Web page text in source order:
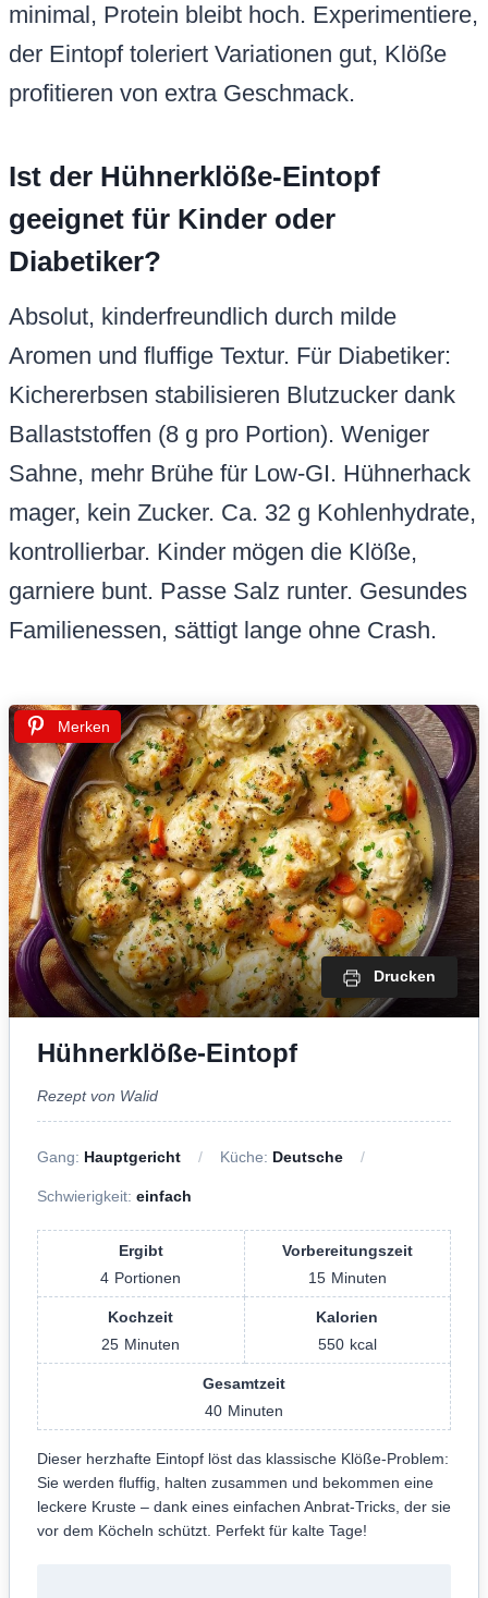
minimal, Protein bleibt hoch. Experimentiere,
der Eintopf toleriert Variationen gut, Klöße
profitieren von extra Geschmack.
Ist der Hühnerklöße-Eintopf
geeignet für Kinder oder
Diabetiker?
Absolut, kinderfreundlich durch milde
Aromen und fluffige Textur. Für Diabetiker:
Kichererbsen stabilisieren Blutzucker dank
Ballaststoffen (8 g pro Portion). Weniger
Sahne, mehr Brühe für Low-GI. Hühnerhack
mager, kein Zucker. Ca. 32 g Kohlenhydrate,
kontrollierbar. Kinder mögen die Klöße,
garniere bunt. Passe Salz runter. Gesundes
Familienessen, sättigt lange ohne Crash.
Merken
Drucken
Hühnerklöße-Eintopf
Rezept von Walid
Gang: Hauptgericht Küche: Deutsche
Schwierigkeit: einfach
Ergibt
4 Portionen
Vorbereitungszeit
15 Minuten
Kochzeit
25 Minuten
Kalorien
550 kcal
Gesamtzeit
40 Minuten
Dieser herzhafte Eintopf löst das klassische Klöße-Problem:
Sie werden fluffig, halten zusammen und bekommen eine
leckere Kruste – dank eines einfachen Anbrat-Tricks, der sie
vor dem Köcheln schützt. Perfekt für kalte Tage!